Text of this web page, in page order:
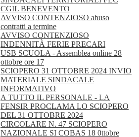
CGIL BENEVENTO
AVVISO CONTENZIOSO abuso
contratti a termine
AVVISO CONTENZIOSO
INDENNITÀ FERIE PRECARI
USB SCUOLA - Assemblea online 28
ottobre ore 17
SCIOPERO 31 OTTOBRE 2024 INVIO
MATERIALE SINDACALE
INFORMATIVO
A TUTTO IL PERSONALE - LA
FENSIR PROCLAMA LO SCIOPERO
DEL 31 OTTOBRE 2024
CIRCOLARE N. 47 SCIOPERO
NAZIONALE SI COBAS 18 0ttobre